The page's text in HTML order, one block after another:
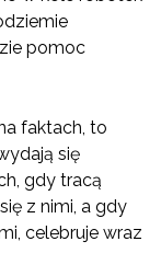
pomoc
faktach, to
się
gdy tracą
z nimi, a gdy
celebruje wraz